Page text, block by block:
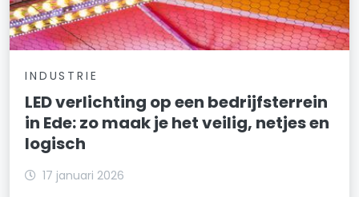
INDUSTRIE
LED verlichting op een bedrijfsterrein
in Ede: zo maak je het veilig, netjes en
logisch
17 januari 2026